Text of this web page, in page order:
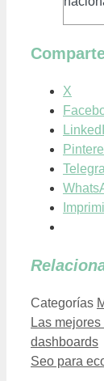
X
Categorías
Las
dashboards
Seo para